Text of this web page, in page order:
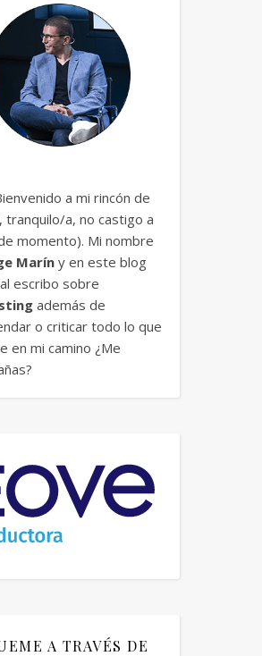
a mi rincón de
tranquilo/a, no castigo a
momento). Mi nombre
Marín y en este blog
escribo sobre
además de
o criticar todo lo que
en mi camino ¿Me
A TRAVÉS DE